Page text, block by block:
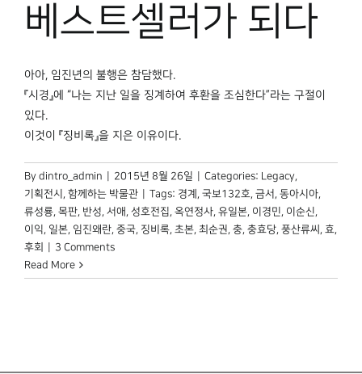
베스트셀러가 되다
아아, 임진년의 불행은 참담했다.
『시경』에 “나는 지난 일을 징계하여 후환을 조심한다”라는 구절이
있다.
이것이 『징비록』을 지은 이유이다.
By dintro_admin 2015년 8월 26일 Categories: Legacy,
기획전시 , 함께하는 박물관 Tags: 경계 , 국보132호, 금서 , 동아시아,
류성룡, 목판, 반성, 서애 , 성호전집, 옥연정사, 유일본, 이경민, 이순신,
이익, 일본, 임진왜란, 중국, 징비록, 초본, 최순권, 충, 충효당, 풍산류씨 , 효,
후회
3 Comments
Read More